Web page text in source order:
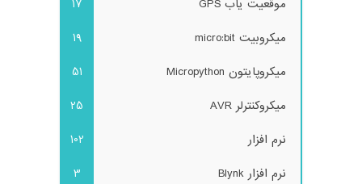
موقعیت یاب GPS
17
میکروبیت micro:bit
19
میکروپایتون Micropython
51
میکروکنترلر AVR
25
نرم افزار
102
نرم افزار Blynk
3